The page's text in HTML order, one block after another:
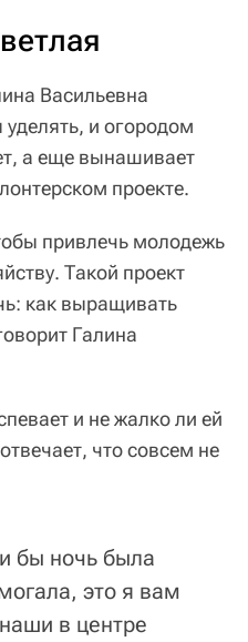
Васильевна
и огородом
а еще вынашивает
проекте.
привлечь молодежь
Такой проект
как выращивать
Галина
и не жалко ли ей
что совсем не
бы ночь была
это я вам
в центре